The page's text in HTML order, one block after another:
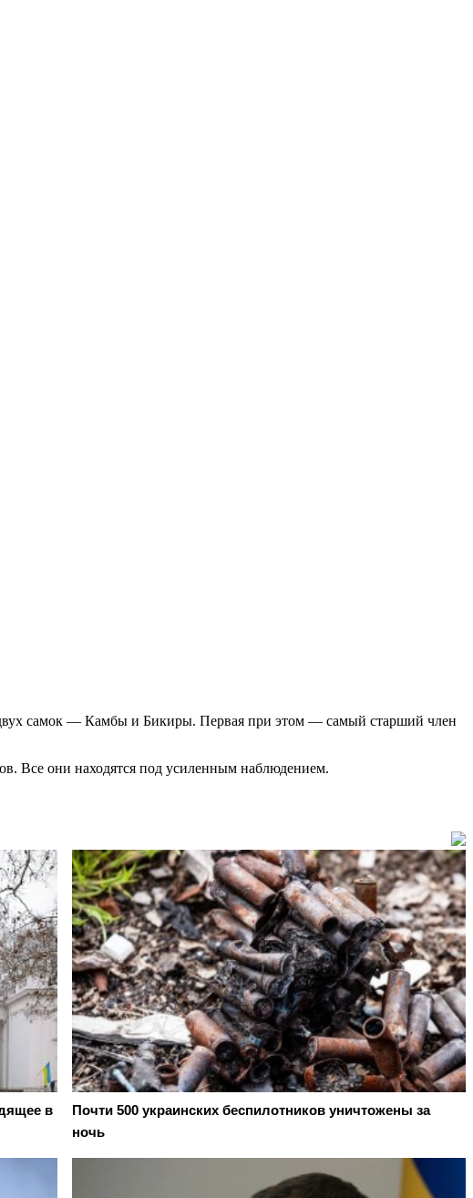
двух самок — Камбы и Бикиры. Первая при этом — самый старший член
Все они находятся под усиленным наблюдением.
в
Почти 500 украинских беспилотников уничтожены за
ночь